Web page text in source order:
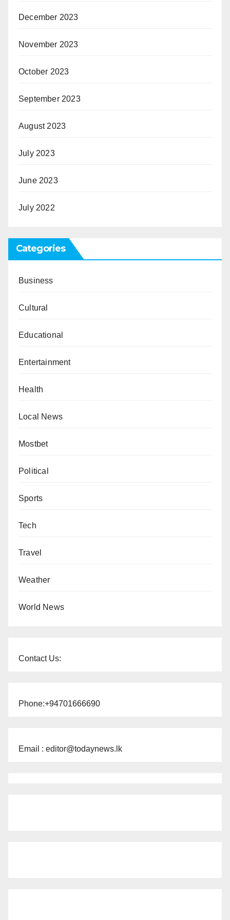
December 2023
November 2023
October 2023
September 2023
August 2023
July 2023
June 2023
July 2022
Categories
Business
Cultural
Educational
Entertainment
Health
Local News
Mostbet
Political
Sports
Tech
Travel
Weather
World News
Contact Us:
Phone:+94701666690
Email : editor@todaynews.lk